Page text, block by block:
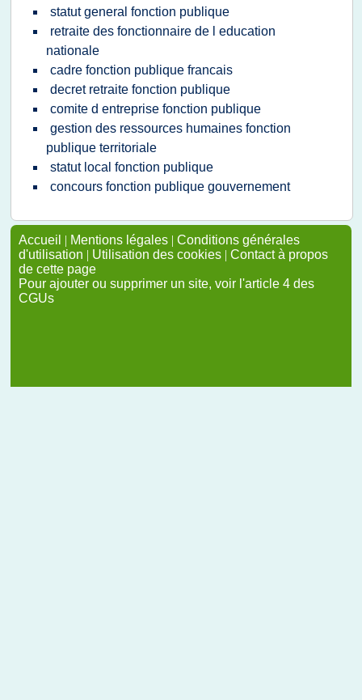
statut general fonction publique
retraite des fonctionnaire de l education
nationale
cadre fonction publique francais
decret retraite fonction publique
comite d entreprise fonction publique
gestion des ressources humaines fonction
publique territoriale
statut local fonction publique
concours fonction publique gouvernement
Accueil | Mentions légales | Conditions générales
d'utilisation | Utilisation des cookies | Contact à propos
de cette page
Pour ajouter ou supprimer un site, voir l'article 4 des
CGUs